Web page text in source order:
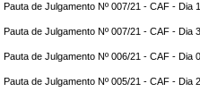
Pauta de Julgamento Nº 007/21 - CAF - Dia
Pauta de Julgamento Nº 007/21 - CAF - Dia
Pauta de Julgamento Nº 006/21 - CAF - Dia
Pauta de Julgamento Nº 005/21 - CAF - Dia